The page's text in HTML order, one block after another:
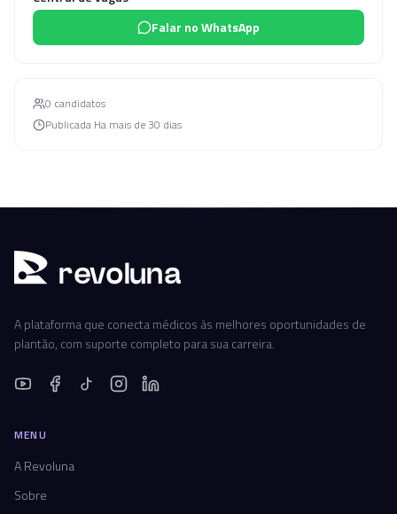
Falar no WhatsApp
0 candidatos
Publicada Ha mais de 30 dias
revoluna
A plataforma que conecta médicos às melhores oportunidades de
plantão, com suporte completo para sua carreira.
MENU
A Revoluna
Sobre